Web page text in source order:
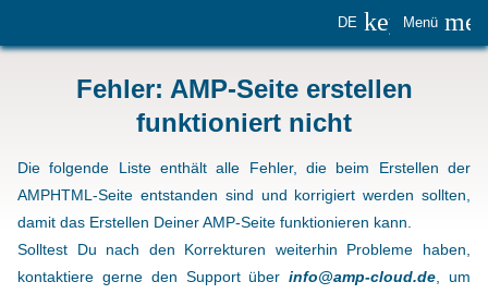
DE Menü
Fehler: AMP-Seite erstellen
funktioniert nicht
Die folgende Liste enthält alle Fehler, die beim Erstellen der
AMPHTML-Seite entstanden sind und korrigiert werden sollten,
damit das Erstellen Deiner AMP-Seite funktionieren kann.
Solltest Du nach den Korrekturen weiterhin Probleme haben,
kontaktiere gerne den Support überinfo@amp-cloud.de, um